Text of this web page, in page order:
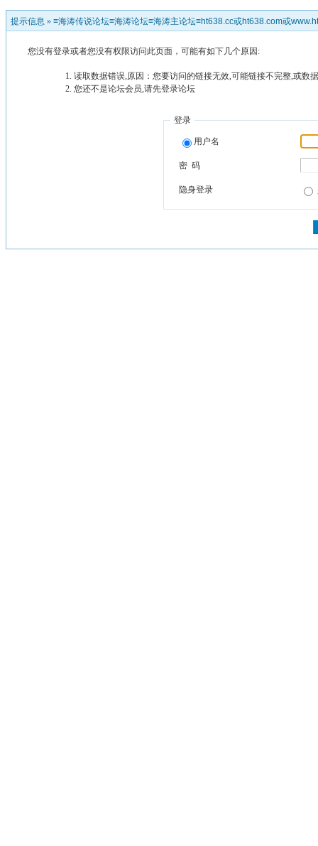
提示信息 » ≡海涛传说论坛≡海涛论坛≡海涛主论坛≡ht638.cc或ht638.com或
您没有登录或者您没有权限访问此页面，可能有如下几个原因:
读取数据错误,原因：您要访问的链接无效,可能链接不完整,或数
您还不是论坛会员,请先登录论坛
登录
用户名
密 码
隐身登录